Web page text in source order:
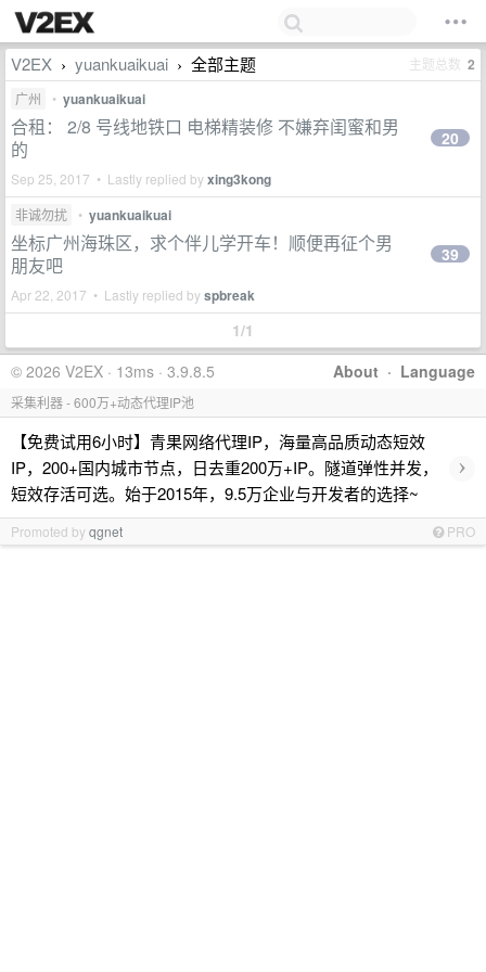
V2EX › yuankuaikuai › 全部主题 主题总数 2
广州 • yuankuaikuai
合租： 2/8 号线地铁口 电梯精装修 不嫌弃闺蜜和男
的
Sep 25, 2017 • Lastly replied byxing3kong
20
非诚勿扰 • yuankuaikuai
坐标广州海珠区，求个伴儿学开车！顺便再征个男
朋友吧
Apr 22, 2017 • Lastly replied byspbreak
39
1/1
About · Language
© 2026 V2EX · 13ms · 3.9.8.5
采集利器 - 600万+动态代理IP池
【免费试用6小时】青果网络代理IP，海量高品质动态短效
IP，200+国内城市节点，日去重200万+IP。隧道弹性并发，
短效存活可选。始于2015年，9.5万企业与开发者的选择~
›
Promoted byqgnet PRO